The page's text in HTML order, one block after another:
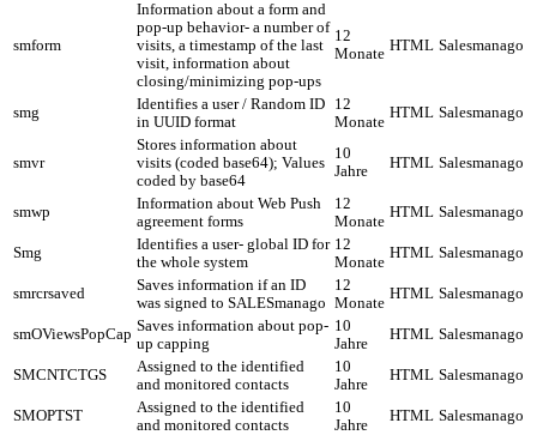
smform
Information about a form and
pop-up behavior- a number of
visits, a timestamp of the last
visit, information about
closing/minimizing pop-ups
12
Monate HTML Salesmanago
smg
Identifies a user / Random ID
in UUID format
12
Monate
HTML Salesmanago
smvr
Stores information about
visits (coded base64); Values
coded by base64
10
Jahre
HTML Salesmanago
smwp
Information about Web Push
agreement forms
12
Monate
HTML Salesmanago
Smg
Identifies a user- global ID for
the whole system
12
Monate
HTML Salesmanago
smrcrsaved
Saves information if an ID
was signed to SALESmanago
12
Monate
HTML Salesmanago
smOViewsPopCap Saves information about pop-
up capping
10
Jahre
HTML Salesmanago
SMCNTCTGS
Assigned to the identified
and monitored contacts
10
Jahre
HTML Salesmanago
SMOPTST
Assigned to the identified
and monitored contacts
10
Jahre
HTML Salesmanago